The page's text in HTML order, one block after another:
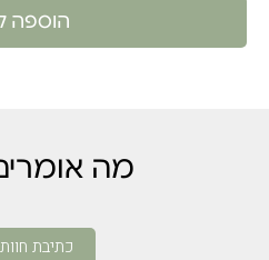
הוספה
מה
כתיבת